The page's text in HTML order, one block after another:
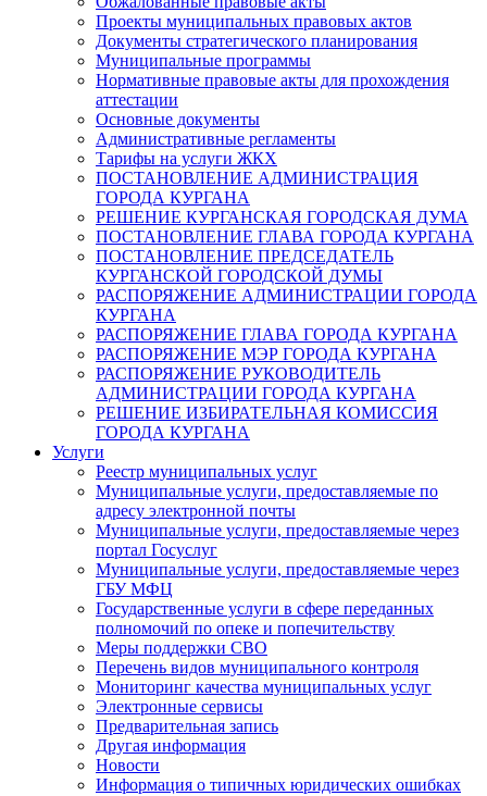
Проекты муниципальных правовых актов
Документы стратегического планирования
Муниципальные программы
Нормативные правовые акты для прохождения
аттестации
Основные документы
Административные регламенты
Тарифы на услуги ЖКХ
ПОСТАНОВЛЕНИЕ АДМИНИСТРАЦИЯ
ГОРОДА КУРГАНА
РЕШЕНИЕ КУРГАНСКАЯ ГОРОДСКАЯ ДУМА
ПОСТАНОВЛЕНИЕ ГЛАВА ГОРОДА КУРГАНА
ПОСТАНОВЛЕНИЕ ПРЕДСЕДАТЕЛЬ
КУРГАНСКОЙ ГОРОДСКОЙ ДУМЫ
РАСПОРЯЖЕНИЕ АДМИНИСТРАЦИИ ГОРОДА
КУРГАНА
РАСПОРЯЖЕНИЕ ГЛАВА ГОРОДА КУРГАНА
РАСПОРЯЖЕНИЕ МЭР ГОРОДА КУРГАНА
РАСПОРЯЖЕНИЕ РУКОВОДИТЕЛЬ
АДМИНИСТРАЦИИ ГОРОДА КУРГАНА
РЕШЕНИЕ ИЗБИРАТЕЛЬНАЯ КОМИССИЯ
ГОРОДА КУРГАНА
Услуги
Реестр муниципальных услуг
Муниципальные услуги, предоставляемые по
адресу электронной почты
Муниципальные услуги, предоставляемые через
портал Госуслуг
Муниципальные услуги, предоставляемые через
ГБУ МФЦ
Государственные услуги в сфере переданных
полномочий по опеке и попечительству
Меры поддержки СВО
Перечень видов муниципального контроля
Мониторинг качества муниципальных услуг
Электронные сервисы
Предварительная запись
Другая информация
Новости
Информация о типичных юридических ошибках